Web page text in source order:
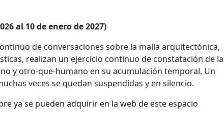
al 10 de enero de 2027)
de conversaciones sobre la malla arquitectónica,
realizan un ejercicio continuo de constatación de la
y otro-que-humano en su acumulación temporal. Un
veces se quedan suspendidas y en silencio.
ya se pueden adquirir en la web de este espacio